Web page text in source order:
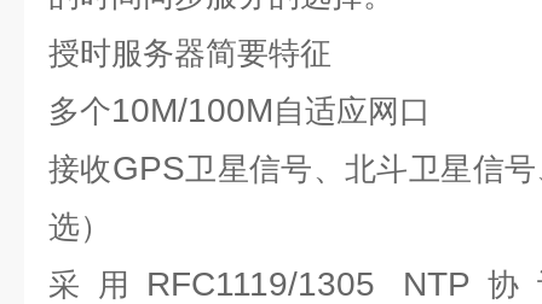
授时服务器简要特征
多个10M/100M自适应网口
接收GPS卫星信号、北斗卫星信
选）
采用 RFC1119/1305 NTP